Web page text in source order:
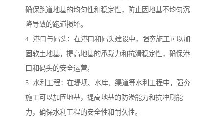
确保跑道地基的均匀性和稳定性，防止因地基不均匀沉
降导致的跑道损坏。
4. 港口与码头：在港口和码头建设中，强夯施工可以加
固软土地基，提高地基的承载力和抗滑稳定性，确保港
口和码头的安全运营。
5. 水利工程：在堤坝、水库、渠道等水利工程中，强夯
施工可以加固地基，提高地基的防渗能力和抗冲刷能
力，确保水利工程的安全性和耐久性。